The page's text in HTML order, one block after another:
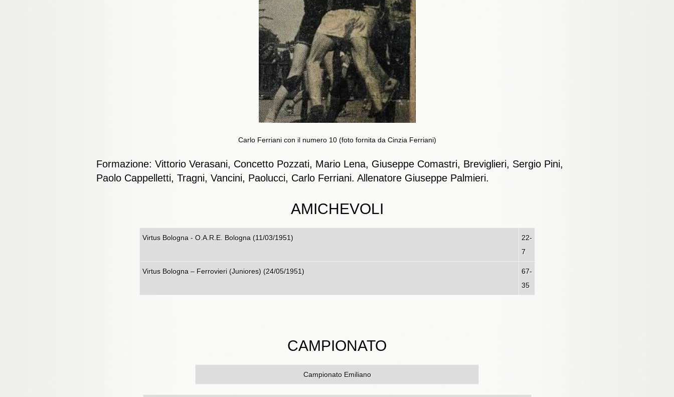
Carlo Ferriani con il numero 10 (foto fornita da Cinzia Ferriani)
Formazione: Vittorio Verasani, Concetto Pozzati, Mario Lena, Giuseppe Comastri, Breviglieri, Sergio Pini,
Paolo Cappelletti, Tragni, Vancini, Paolucci, Carlo Ferriani. Allenatore Giuseppe Palmieri.
AMICHEVOLI
Virtus Bologna - O.A.R.E. Bologna (11/03/1951)
22-
7
Virtus Bologna – Ferrovieri (Juniores) (24/05/1951)
67-
35
CAMPIONATO
Campionato Emiliano